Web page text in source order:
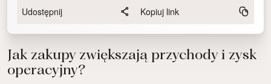
Udostępnij Kopiuj link
Jak zakupy zwiększają przychody i zysk
operacyjny?